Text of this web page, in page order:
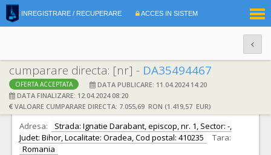
INREGISTRARE / RECUPERARE ACCES IN SISTEM
cumparare directa: [nr] - DA35494467
OFERTA ACCEPTATA
DATA PUBLICARE: 11.04.2024 14:20
DATA FINALIZARE: 12.04.2024 08:20
VALOARE CUMPARARE DIRECTA: 7.055,69 RON (1.419,57 EUR)
DATE IDENTIFICARE OFERTANT
Ofertant: S.C. CRIANO EXIM S.R.L. CIF:
6506962
Adresa:
Strada: Ignatie Darabant, episcop, nr. 1, Sector: -,
Judet: Bihor, Localitate: Oradea, Cod postal: 410235
Tara:
Romania